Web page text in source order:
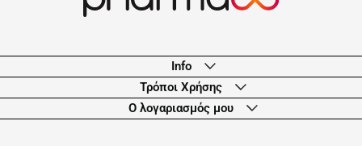
Info
Τρόποι Χρήσης
Ο λογαριασμός μου